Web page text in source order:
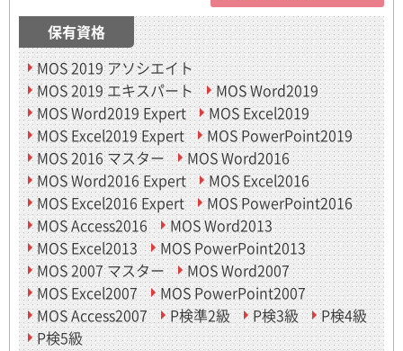
保有資格
MOS 2019 アソシエイト
MOS 2019 エキスパート
MOS Word2019
MOS Word2019 Expert
MOS Excel2019
MOS Excel2019 Expert
MOS PowerPoint2019
MOS 2016 マスター
MOS Word2016
MOS Word2016 Expert
MOS Excel2016
MOS Excel2016 Expert
MOS PowerPoint2016
MOS Access2016
MOS Word2013
MOS Excel2013
MOS PowerPoint2013
MOS 2007 マスター
MOS Word2007
MOS Excel2007
MOS PowerPoint2007
MOS Access2007
P検準2級 P検3級
P検4級
P検5級